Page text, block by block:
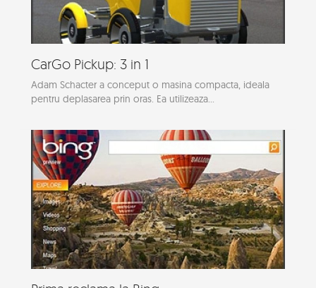
CarGo Pickup: 3 in 1
Adam Schacter a conceput o masina compacta, ideala
pentru deplasarea prin oras. Ea utilizeaza...